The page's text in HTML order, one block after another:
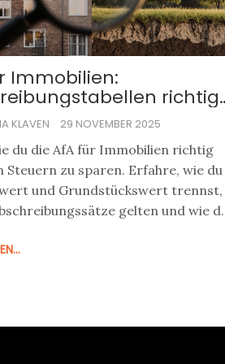
Immobilien:
richtig
und Steuern sparen
KLAVEN 29 NOVEMBER 2025
du die AfA für Immobilien richtig
Steuern zu sparen. Erfahre, wie du
und Grundstückswert trennst,
gelten und wie